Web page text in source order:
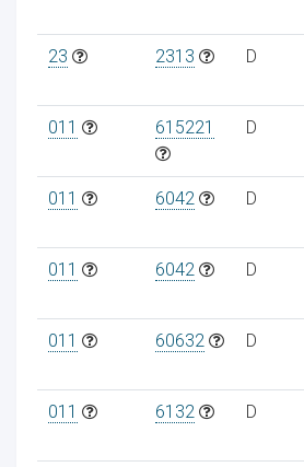
23 2313 D
011 615221 D
011 6042 D
011 6042 D
011 60632 D
011 6132 D